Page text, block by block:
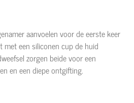
aanvoelen voor de eerste keer
een siliconen cup de huid
zorgen beide voor een
en een diepe ontgifting.